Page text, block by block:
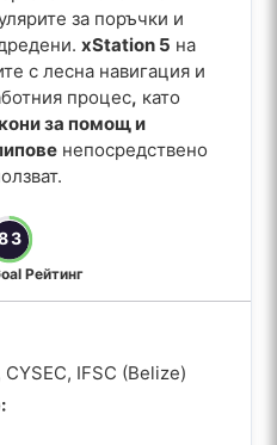
за поръчки и
xStation 5 на
с лесна навигация и
процес, като
за помощ и
непосредствено
Рейтинг
IFSC (Belize)